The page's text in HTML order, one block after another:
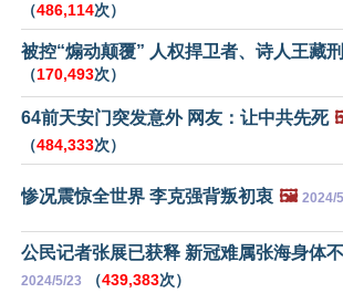
（486,114次）
被控“煽动颠覆” 人权捍卫者、诗人王藏
（170,493次）
64前天安门突发意外 网友：让中共先死
（484,333次）
惨况震惊全世界 李克强背叛初衷 🖼️ 2024/
公民记者张展已获释 新冠难属张海身体
2024/5/23 （439,383次）